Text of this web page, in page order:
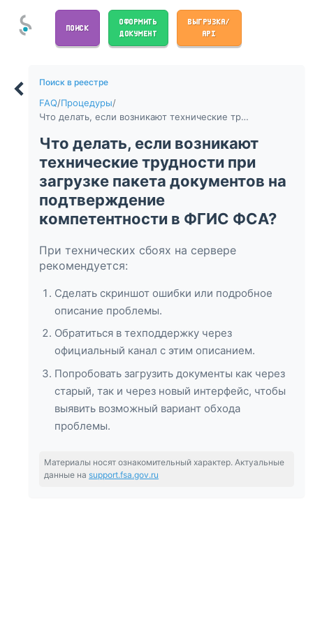
ПОИСК
ОФОРМИТЬ
ДОКУМЕНТ
ВЫГРУЗКА/
API
Поиск в реестре
FAQ/Процедуры/
Что делать, если возникают технические трудности при загрузке пакета документов на подтверждение компетентности в ФГИС ФСА?
Что делать, если возникают
технические трудности при
загрузке пакета документов на
подтверждение
компетентности в ФГИС ФСА?
При технических сбоях на сервере
рекомендуется:
Сделать скриншот ошибки или подробное
описание проблемы.
Обратиться в техподдержку через
официальный канал с этим описанием.
Попробовать загрузить документы как через
старый, так и через новый интерфейс, чтобы
выявить возможный вариант обхода
проблемы.
Материалы носят ознакомительный характер. Актуальные
данные на support.fsa.gov.ru